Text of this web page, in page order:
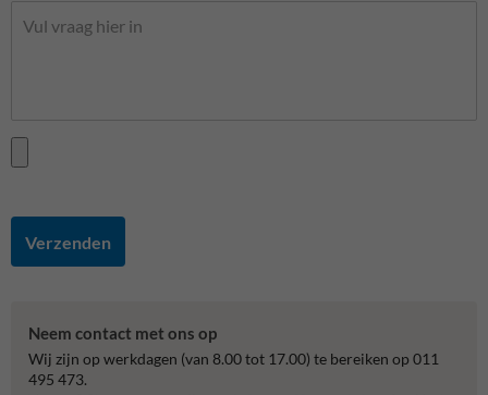
Verzenden
Neem contact met ons op
Wij zijn op werkdagen (van 8.00 tot 17.00) te bereiken op 011
495 473.